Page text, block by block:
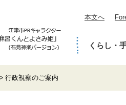
本文へ
くらし・
行政視察のご案内